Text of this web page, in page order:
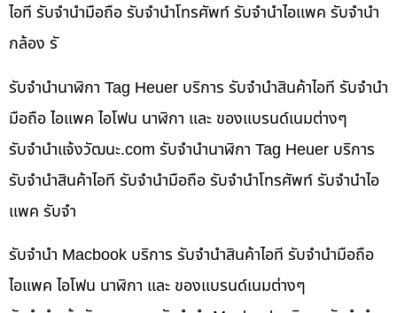
ไอที รับจำนำมือถือ รับจำนำโทรศัพท์ รับจำนำไอแพค รับจำนำ
กล้อง รั
รับจำนำนาฬิกา Tag Heuer บริการ รับจำนำสินค้าไอที รับจำนำ
มือถือ ไอแพค ไอโฟน นาฬิกา และ ของแบรนด์เนมต่างๆ
รับจํานําแจ้งวัฒนะ.com รับจำนำนาฬิกา Tag Heuer บริการ
รับจำนำสินค้าไอที รับจำนำมือถือ รับจำนำโทรศัพท์ รับจำนำไอ
แพค รับจำ
รับจำนำ Macbook บริการ รับจำนำสินค้าไอที รับจำนำมือถือ
ไอแพค ไอโฟน นาฬิกา และ ของแบรนด์เนมต่างๆ